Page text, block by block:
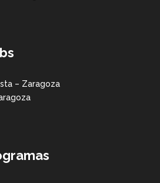
– Zaragoza